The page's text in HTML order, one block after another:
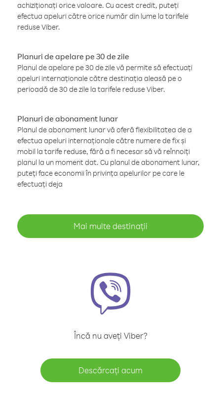
achiziționați orice valoare. Cu acest credit, puteți
efectua apeluri către orice număr din lume la tarifele
reduse Viber.
Planuri de apelare pe 30 de zile
Planul de apelare pe 30 de zile vă permite să efectuați
apeluri internaționale către destinația aleasă pe o
perioadă de 30 de zile la tarifele reduse Viber.
Planuri de abonament lunar
Planul de abonament lunar vă oferă flexibilitatea de a
efectua apeluri internaționale către numere de fix și
mobil la tarife reduse, fără a fi necesar să vă reînnoiți
planul la un moment dat. Cu planul de abonament lunar,
puteți face economii în privința apelurilor pe care le
efectuați deja
Mai multe destinații
Încă nu aveți Viber?
Descărcați acum